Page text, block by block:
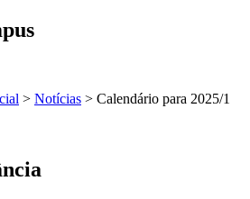
> Notícias > Calendário para 2025/1